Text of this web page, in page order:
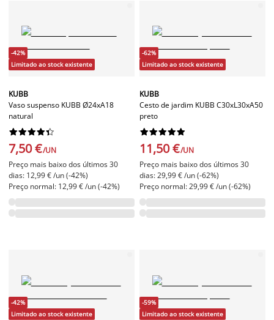
-42%
Limitado ao stock existente
KUBB
Vaso suspenso KUBB Ø24xA18
natural






7,50 €/UN
Preço mais baixo dos últimos 30
dias: 12,99 € /un (-42%)
Preço normal: 12,99 € /un (-42%)
-62%
Limitado ao stock existente
KUBB
Cesto de jardim KUBB C30xL30xA50
preto






11,50 €/UN
Preço mais baixo dos últimos 30
dias: 29,99 € /un (-62%)
Preço normal: 29,99 € /un (-62%)
-42%
Limitado ao stock existente
-59%
Limitado ao stock existente